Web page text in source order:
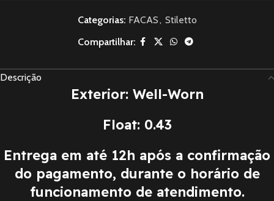
Categorias: FACAS, Stiletto
Compartilhar:
Descrição
Exterior: Well-Worn
Float: 0.43
Entrega em até 12h após a confirmação
do pagamento, durante o horário de
funcionamento de atendimento.